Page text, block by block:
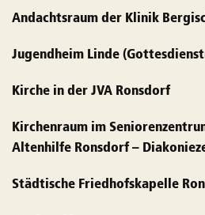
Andachtsraum der Klinik
Jugendheim Linde
Kirche in der JVA Ronsdorf
Kirchenraum im
Altenhilfe Ronsdorf –
Städtische Friedhofskapelle